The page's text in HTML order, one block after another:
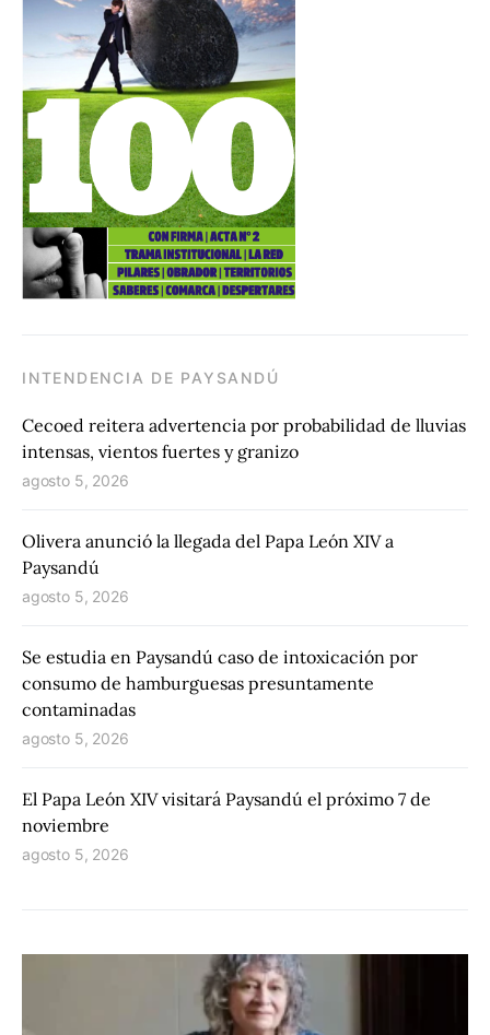
INTENDENCIA DE PAYSANDÚ
Cecoed reitera advertencia por probabilidad de lluvias
intensas, vientos fuertes y granizo
agosto 5, 2026
Olivera anunció la llegada del Papa León XIV a
Paysandú
agosto 5, 2026
Se estudia en Paysandú caso de intoxicación por
consumo de hamburguesas presuntamente
contaminadas
agosto 5, 2026
El Papa León XIV visitará Paysandú el próximo 7 de
noviembre
agosto 5, 2026